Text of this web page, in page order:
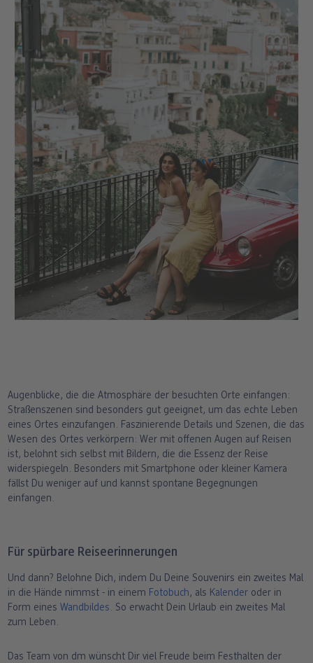
Augenblicke, die die Atmosphäre der besuchten Orte einfangen:
Straßenszenen sind besonders gut geeignet, um das echte Leben
eines Ortes einzufangen. Faszinierende Details und Szenen, die das
Wesen des Ortes verkörpern: Wer mit offenen Augen auf Reisen
ist, belohnt sich selbst mit Bildern, die die Essenz der Reise
widerspiegeln. Besonders mit Smartphone oder kleiner Kamera
fällst Du weniger auf und kannst spontane Begegnungen
einfangen.
Für spürbare Reiseerinnerungen
Und dann? Belohne Dich, indem Du Deine Souvenirs ein zweites Mal
in die Hände nimmst - in einem Fotobuch , als Kalender oder in
Form einesWandbildes . So erwacht Dein Urlaub ein zweites Mal
zum Leben.
Das Team von dm wünscht Dir viel Freude beim Festhalten der